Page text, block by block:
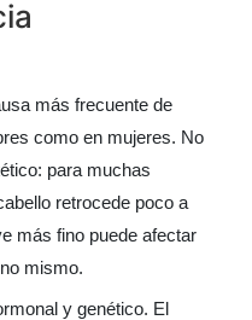
más frecuente de
como en mujeres. No
para muchas
retrocede poco a
más fino puede afectar
mismo.
y genético. El